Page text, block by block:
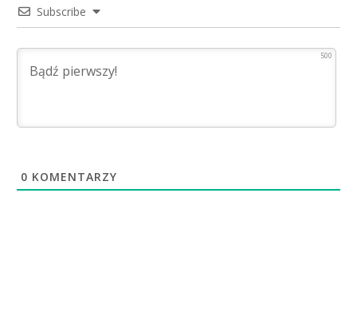
Subscribe
500
0 KOMENTARZY